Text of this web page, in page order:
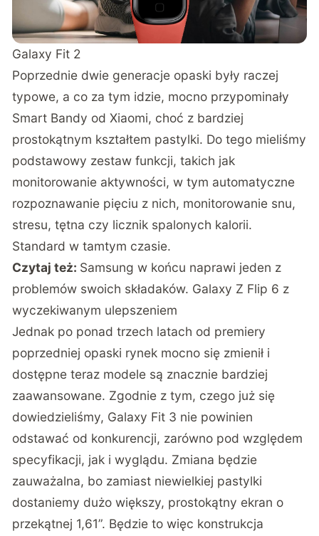
Galaxy Fit 2
Poprzednie dwie generacje opaski były raczej
typowe, a co za tym idzie, mocno przypominały
Smart Bandy od Xiaomi, choć z bardziej
prostokątnym kształtem pastylki. Do tego mieliśmy
podstawowy zestaw funkcji, takich jak
monitorowanie aktywności, w tym automatyczne
rozpoznawanie pięciu z nich, monitorowanie snu,
stresu, tętna czy licznik spalonych kalorii.
Standard w tamtym czasie.
Czytaj też: Samsung w końcu naprawi jeden z
problemów swoich składaków. Galaxy Z Flip 6 z
wyczekiwanym ulepszeniem
Jednak po ponad trzech latach od premiery
poprzedniej opaski rynek mocno się zmienił i
dostępne teraz modele są znacznie bardziej
zaawansowane. Zgodnie z tym, czego już się
dowiedzieliśmy, Galaxy Fit 3 nie powinien
odstawać od konkurencji, zarówno pod względem
specyfikacji, jak i wyglądu. Zmiana będzie
zauważalna, bo zamiast niewielkiej pastylki
dostaniemy dużo większy, prostokątny ekran o
przekątnej 1,61”. Będzie to więc konstrukcja